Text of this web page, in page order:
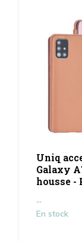
Uniq
Galaxy
housse -
...
En stock